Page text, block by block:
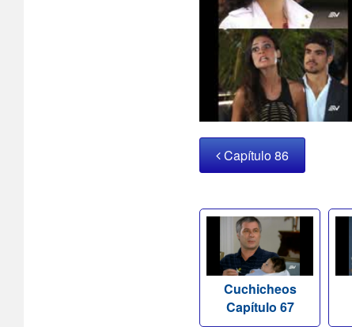
Capítulo 86
Cuchicheos
Capítulo 67